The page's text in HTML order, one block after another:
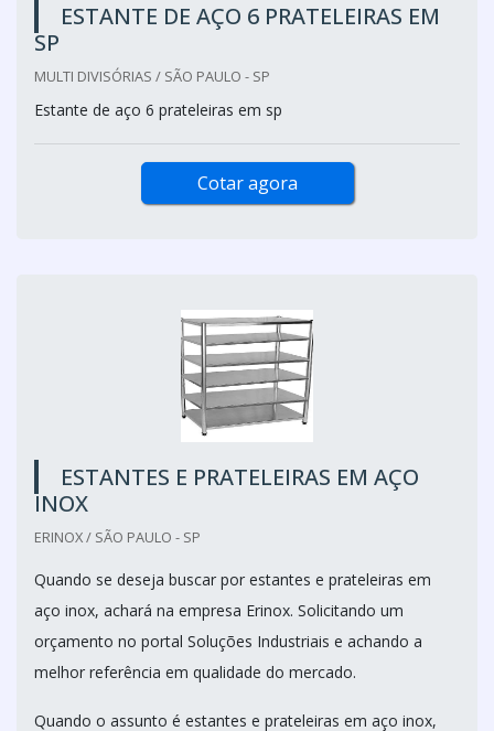
ESTANTE DE AÇO 6 PRATELEIRAS EM
SP
MULTI DIVISÓRIAS / SÃO PAULO - SP
Estante de aço 6 prateleiras em sp
Cotar agora
ESTANTES E PRATELEIRAS EM AÇO
INOX
ERINOX / SÃO PAULO - SP
Quando se deseja buscar por estantes e prateleiras em
aço inox, achará na empresa Erinox. Solicitando um
orçamento no portal Soluções Industriais e achando a
melhor referência em qualidade do mercado.
Quando o assunto é estantes e prateleiras em aço inox,